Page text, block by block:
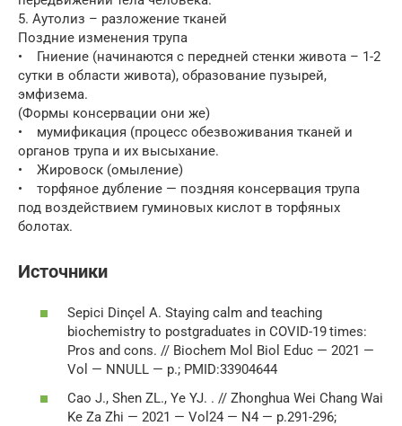
5. Аутолиз – разложение тканей
Поздние изменения трупа
• Гниение (начинаются с передней стенки живота – 1-2
сутки в области живота), образование пузырей,
эмфизема.
(Формы консервации они же)
• мумификация (процесс обезвоживания тканей и
органов трупа и их высыхание.
• Жировоск (омыление)
• торфяное дубление — поздняя консервация трупа
под воздействием гуминовых кислот в торфяных
болотах.
Источники
Sepici Dinçel A. Staying calm and teaching
biochemistry to postgraduates in COVID-19 times:
Pros and cons. // Biochem Mol Biol Educ — 2021 —
Vol — NNULL — p.; PMID:33904644
Cao J., Shen ZL., Ye YJ. . // Zhonghua Wei Chang Wai
Ke Za Zhi — 2021 — Vol24 — N4 — p.291-296;